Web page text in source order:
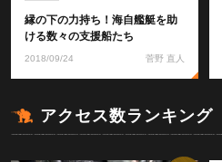
縁の下の力持ち！海自艦艇を助
ける数々の支援船たち
2018/09/24 菅野 直人
アクセス数ランキング